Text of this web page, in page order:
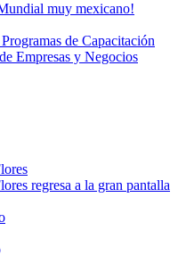
muy mexicano!
de Capacitación
Empresas y Negocios
regresa a la gran pantalla